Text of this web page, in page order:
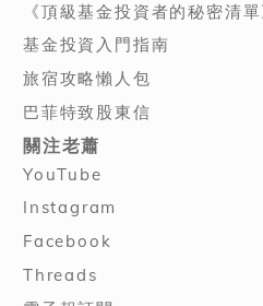
《頂級基金投資者的秘密清
基金投資入門指南
旅宿攻略懶人包
巴菲特致股東信
關注老蕭
YouTube
Instagram
Facebook
Threads